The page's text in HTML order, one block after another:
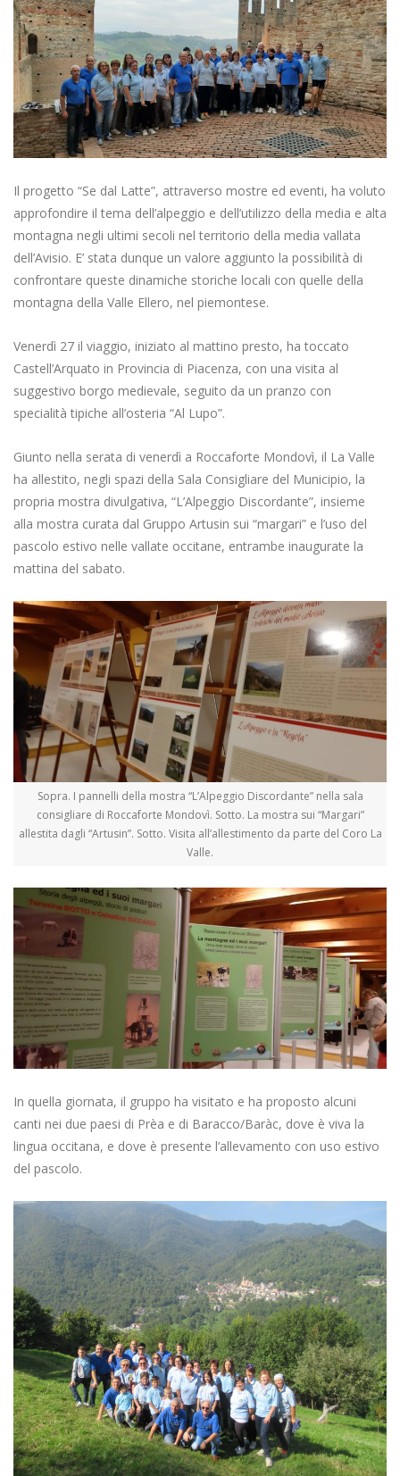
Il progetto “Se dal Latte”, attraverso mostre ed eventi, ha voluto
approfondire il tema dell’alpeggio e dell’utilizzo della media e alta
montagna negli ultimi secoli nel territorio della media vallata
dell’Avisio. E’ stata dunque un valore aggiunto la possibilità di
confrontare queste dinamiche storiche locali con quelle della
montagna della Valle Ellero, nel piemontese.
Venerdì 27 il viaggio, iniziato al mattino presto, ha toccato
Castell’Arquato in Provincia di Piacenza, con una visita al
suggestivo borgo medievale, seguito da un pranzo con
specialità tipiche all’osteria “Al Lupo”.
Giunto nella serata di venerdì a Roccaforte Mondovì, il La Valle
ha allestito, negli spazi della Sala Consigliare del Municipio, la
propria mostra divulgativa, “L’Alpeggio Discordante”, insieme
alla mostra curata dal Gruppo Artusin sui “margari” e l’uso del
pascolo estivo nelle vallate occitane, entrambe inaugurate la
mattina del sabato.
Sopra. I pannelli della mostra “L’Alpeggio Discordante” nella sala
consigliare di Roccaforte Mondovì. Sotto. La mostra sui “Margari”
allestita dagli “Artusin”. Sotto. Visita all’allestimento da parte del Coro La
Valle.
In quella giornata, il gruppo ha visitato e ha proposto alcuni
canti nei due paesi di Prèa e di Baracco/Baràc, dove è viva la
lingua occitana, e dove è presente l’allevamento con uso estivo
del pascolo.